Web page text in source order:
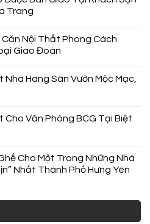
Trang
Nội Thất Phong Cách
Giao Đoàn
Nhà Hàng Sân Vườn Mộc Mạc,
Cho Văn Phòng BCG Tại Biệt
Cho Một Trong Những Nhà
Nhất Thành Phố Hưng Yên